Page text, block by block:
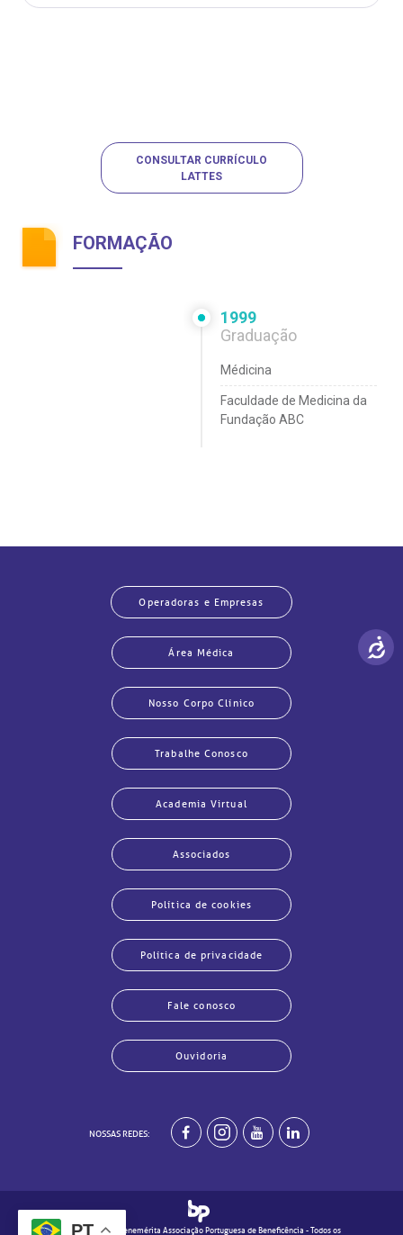
CONSULTAR CURRÍCULO
LATTES
FORMAÇÃO
1999
Graduação
Médicina
Faculdade de Medicina da
Fundação ABC
Operadoras e Empresas
Área Médica
Nosso Corpo Clínico
Trabalhe Conosco
Academia Virtual
Associados
Política de cookies
Política de privacidade
Fale conosco
Ouvidoria
NOSSAS REDES:
© 2020 - Real e Benemérita Associação Portuguesa de Beneficência - Todos os
PT